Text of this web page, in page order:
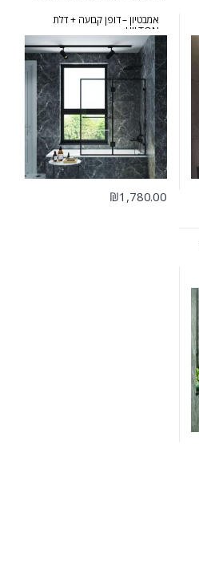
אמבטיון – דופן קבועה + דלת
HILTON
₪1,780.00